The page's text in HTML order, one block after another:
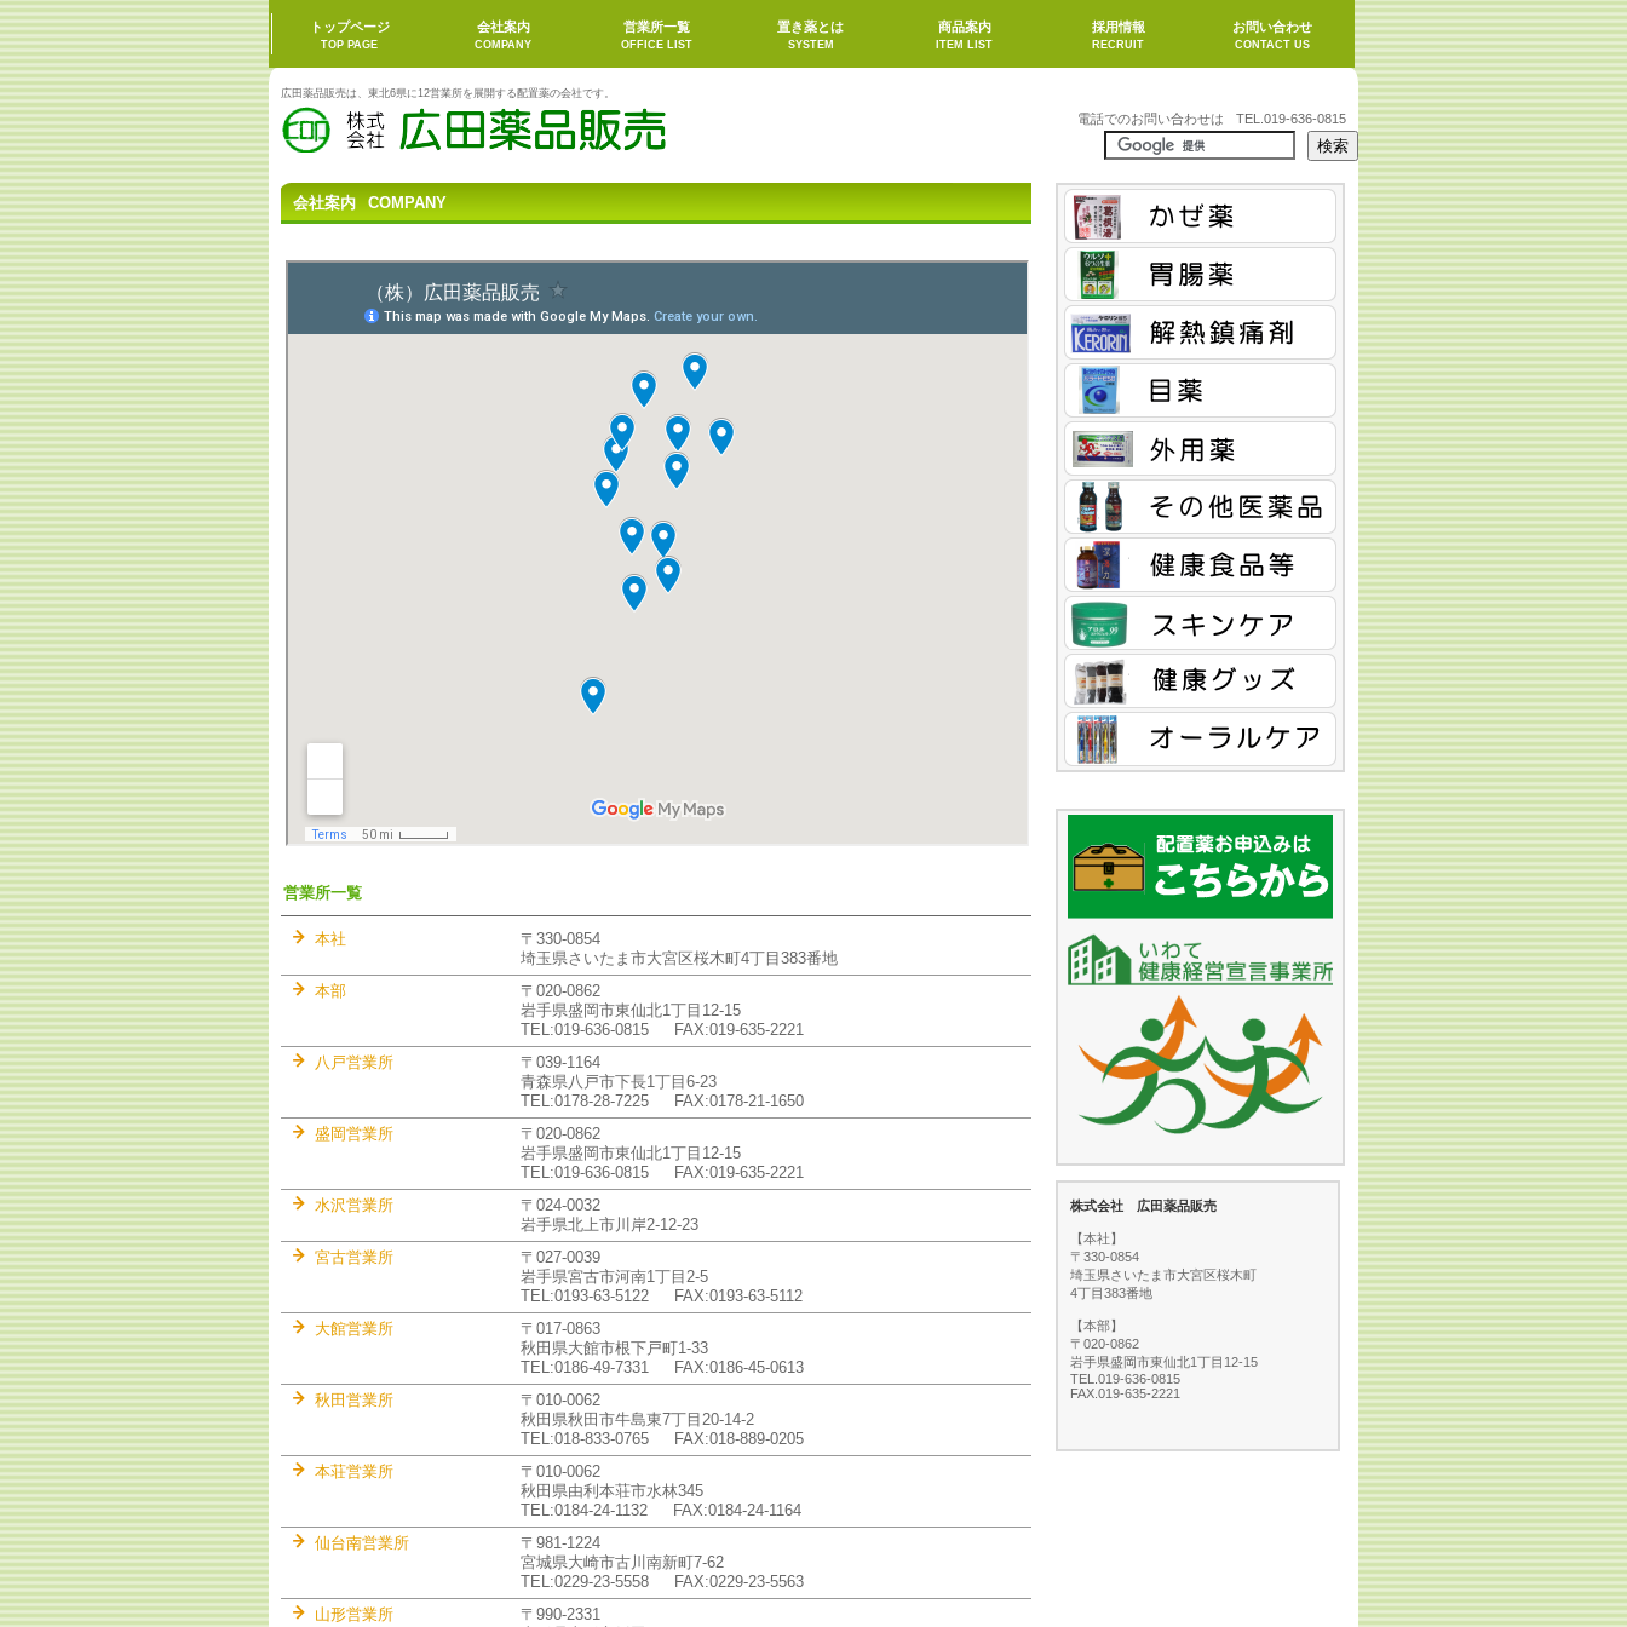
会社案内 COMPANY
営業所一覧
本社
〒330-0854
埼玉県さいたま市大宮区桜木町4丁目383番地
本部
〒020-0862
岩手県盛岡市東仙北1丁目12-15
TEL:019-636-0815 FAX:019-635-2221
八戸営業所
〒039-1164
青森県八戸市下長1丁目6-23
TEL:0178-28-7225 FAX:0178-21-1650
盛岡営業所
〒020-0862
岩手県盛岡市東仙北1丁目12-15
TEL:019-636-0815 FAX:019-635-2221
水沢営業所
〒024-0032
岩手県北上市川岸2-12-23
宮古営業所
〒027-0039
岩手県宮古市河南1丁目2-5
TEL:0193-63-5122 FAX:0193-63-5112
大館営業所
〒017-0863
秋田県大館市根下戸町1-33
TEL:0186-49-7331 FAX:0186-45-0613
秋田営業所
〒010-0062
秋田県秋田市牛島東7丁目20-14-2
TEL:018-833-0765 FAX:018-889-0205
本荘営業所
〒010-0062
秋田県由利本荘市水林345
TEL:0184-24-1132 FAX:0184-24-1164
仙台南営業所
〒981-1224
宮城県大崎市古川南新町7-62
TEL:0229-23-5558 FAX:0229-23-5563
山形営業所
〒990-2331